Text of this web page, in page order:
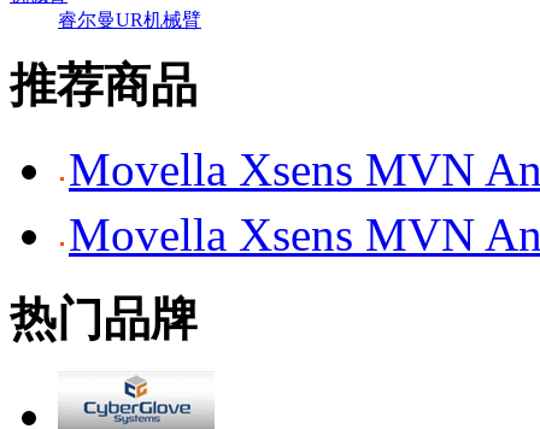
睿尔曼UR机械臂
推荐商品
Movella Xsens MVN
Movella Xsens MVN
热门品牌